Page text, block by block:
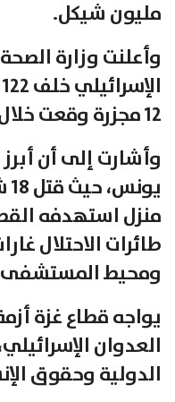
مليون شيكل.
وأعلنت وزارة
12 مجزرة وقعت خلال الساعات الـ24 الماضية.
وأشارت إلى أن
منزل استهدفه
طائرات الاحتلال
ومحيط المستشفى
يواجه قطاع غزة
العدوان
الدولية وحقوق